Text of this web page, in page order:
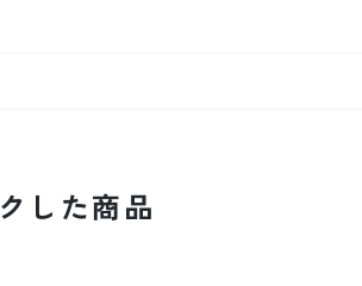
した商品